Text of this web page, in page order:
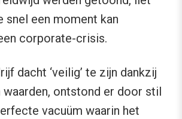
snel een moment kan
corporate-crisis.
dacht ‘veilig’ te zijn dankzij
ontstond er door stil
vacuüm waarin het